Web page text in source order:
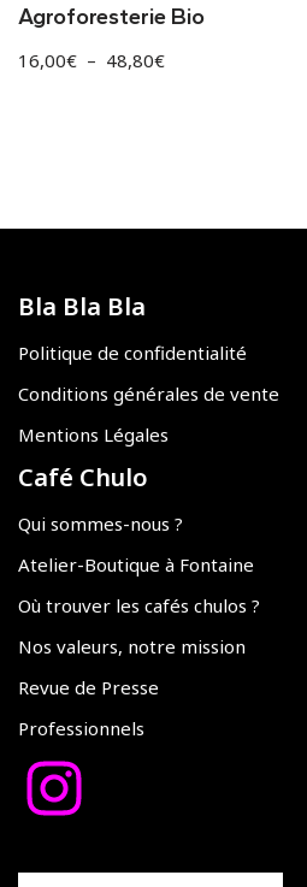
Agroforesterie Bio
16,00€ – 48,80€
Bla Bla Bla
Politique de confidentialité
Conditions générales de vente
Mentions Légales
Café Chulo
Qui sommes-nous ?
Atelier-Boutique à Fontaine
Où trouver les cafés chulos ?
Nos valeurs, notre mission
Revue de Presse
Professionnels